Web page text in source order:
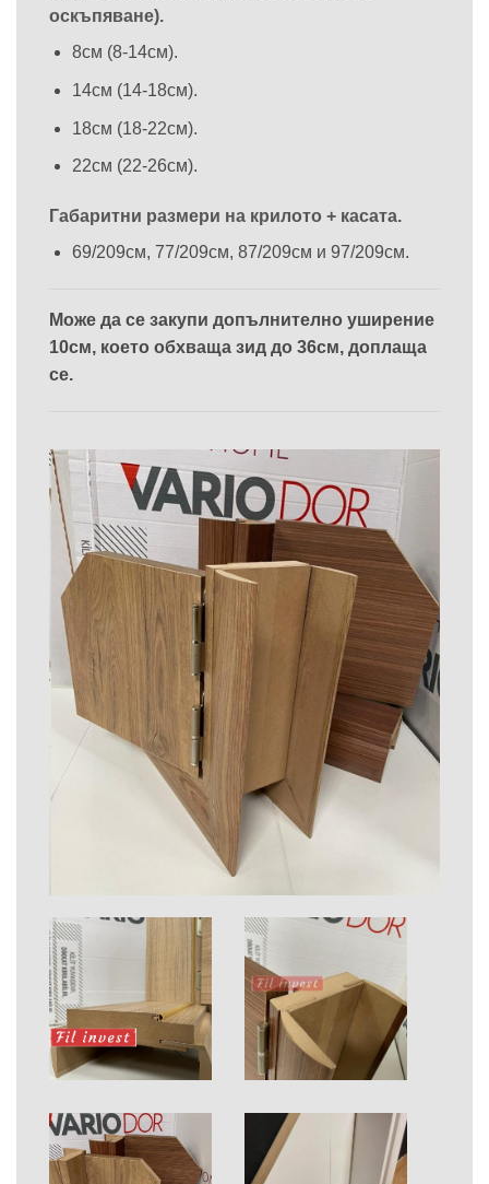
оскъпяване).
8см (8-14см).
14см (14-18см).
18см (18-22см).
22см (22-26см).
Габаритни размери на крилото + касата.
69/209см, 77/209см, 87/209см и 97/209см.
Може да се закупи допълнително уширение
10см, което обхваща зид до 36см, доплаща
се.